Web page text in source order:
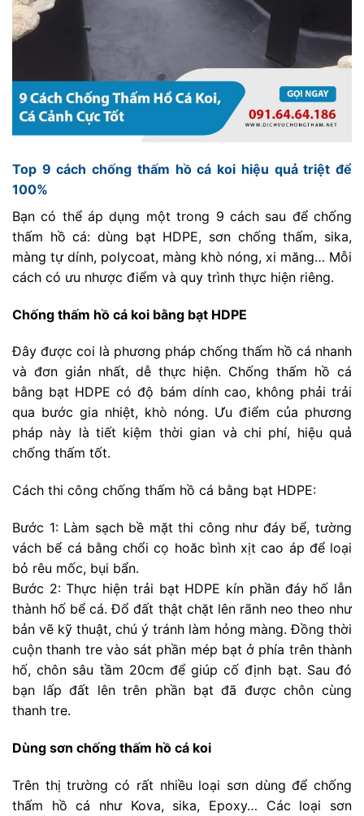
Top 9 cách chống thấm hồ cá koi hiệu quả triệt để
100%
Bạn có thể áp dụng một trong 9 cách sau để chống
thấm hồ cá: dùng bạt HDPE, sơn chống thấm, sika,
màng tự dính, polycoat, màng khò nóng, xi măng… Mỗi
cách có ưu nhược điểm và quy trình thực hiện riêng.
Chống thấm hồ cá koi bằng bạt HDPE
Đây được coi là phương pháp chống thấm hồ cá nhanh
và đơn giản nhất, dễ thực hiện. Chống thấm hồ cá
bằng bạt HDPE có độ bám dính cao, không phải trải
qua bước gia nhiệt, khò nóng. Ưu điểm của phương
pháp này là tiết kiệm thời gian và chi phí, hiệu quả
chống thấm tốt.
Cách thi công chống thấm hồ cá bằng bạt HDPE:
Bước 1: Làm sạch bề mặt thi công như đáy bể, tường
vách bể cá bằng chổi cọ hoăc bình xịt cao áp để loại
bỏ rêu mốc, bụi bẩn.
Bước 2: Thực hiện trải bạt HDPE kín phần đáy hố lẫn
thành hố bể cá. Đổ đất thật chặt lên rãnh neo theo như
bản vẽ kỹ thuật, chú ý tránh làm hỏng màng. Đồng thời
cuộn thanh tre vào sát phần mép bạt ở phía trên thành
hố, chôn sâu tầm 20cm để giúp cố định bạt. Sau đó
bạn lấp đất lên trên phần bạt đã được chôn cùng
thanh tre.
Dùng sơn chống thấm hồ cá koi
Trên thị trường có rất nhiều loại sơn dùng để chống
thấm hồ cá như Kova, sika, Epoxy… Các loại sơn